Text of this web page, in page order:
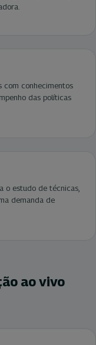
com conhecimentos
das políticas
o estudo de técnicas,
demanda de
ao vivo